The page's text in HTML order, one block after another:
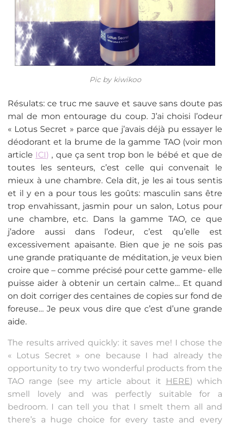
Pic by kiwikoo
Résulats: ce truc me sauve et sauve sans doute pas
mal de mon entourage du coup. J’ai choisi l’odeur
« Lotus Secret » parce que j’avais déjà pu essayer le
déodorant et la brume de la gamme TAO (voir mon
article ICI) , que ça sent trop bon le bébé et que de
toutes les senteurs, c’est celle qui convenait le
mieux à une chambre. Cela dit, je les ai tous sentis
et il y en a pour tous les goûts: masculin sans être
trop envahissant, jasmin pour un salon, Lotus pour
une chambre, etc. Dans la gamme TAO, ce que
j’adore aussi dans l’odeur, c’est qu’elle est
excessivement apaisante. Bien que je ne sois pas
une grande pratiquante de méditation, je veux bien
croire que – comme précisé pour cette gamme- elle
puisse aider à obtenir un certain calme… Et quand
on doit corriger des centaines de copies sur fond de
foreuse… Je peux vous dire que c’est d’une grande
aide.
The results arrived quickly: it saves me! I chose the
« Lotus Secret » one because I had already the
opportunity to try two wonderful products from the
TAO range (see my article about it
HERE) which
smell lovely and was perfectly suitable for a
bedroom. I can tell you that I smelt them all and
there’s a huge choice for every taste and every